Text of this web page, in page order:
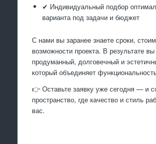
✔ Индивидуальный подбор
варианта под задачи и бюджет
С нами вы заранее знаете сроки,
возможности проекта. В результате
продуманный, долговечный и
который объединяет
👉 Оставьте заявку уже сегодня — и
пространство, где качество и стиль
вас.